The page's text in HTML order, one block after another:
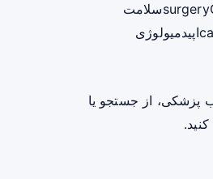
surgeryسلامت
اپیدمیولوژی
پزشکی، از جستجو یا